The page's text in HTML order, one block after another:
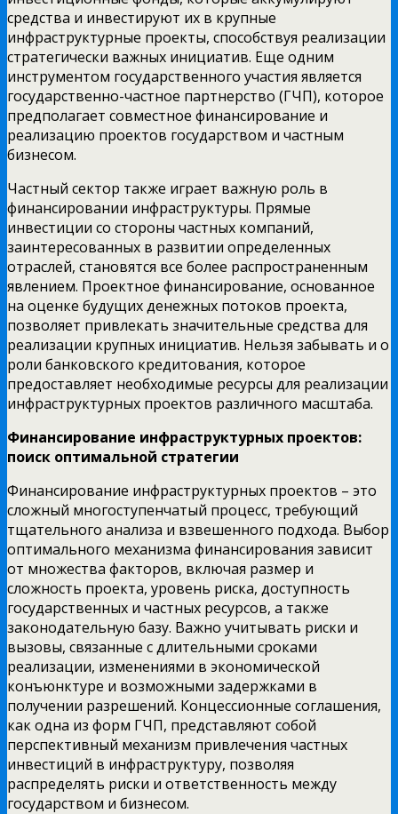
средства и инвестируют их в крупные
инфраструктурные проекты, способствуя реализации
стратегически важных инициатив. Еще одним
инструментом государственного участия является
государственно-частное партнерство (ГЧП), которое
предполагает совместное финансирование и
реализацию проектов государством и частным
бизнесом.
Частный сектор также играет важную роль в
финансировании инфраструктуры. Прямые
инвестиции со стороны частных компаний,
заинтересованных в развитии определенных
отраслей, становятся все более распространенным
явлением. Проектное финансирование, основанное
на оценке будущих денежных потоков проекта,
позволяет привлекать значительные средства для
реализации крупных инициатив. Нельзя забывать и о
роли банковского кредитования, которое
предоставляет необходимые ресурсы для реализации
инфраструктурных проектов различного масштаба.
Финансирование инфраструктурных проектов:
поиск оптимальной стратегии
Финансирование инфраструктурных проектов – это
сложный многоступенчатый процесс, требующий
тщательного анализа и взвешенного подхода. Выбор
оптимального механизма финансирования зависит
от множества факторов, включая размер и
сложность проекта, уровень риска, доступность
государственных и частных ресурсов, а также
законодательную базу. Важно учитывать риски и
вызовы, связанные с длительными сроками
реализации, изменениями в экономической
конъюнктуре и возможными задержками в
получении разрешений. Концессионные соглашения,
как одна из форм ГЧП, представляют собой
перспективный механизм привлечения частных
инвестиций в инфраструктуру, позволяя
распределять риски и ответственность между
государством и бизнесом.